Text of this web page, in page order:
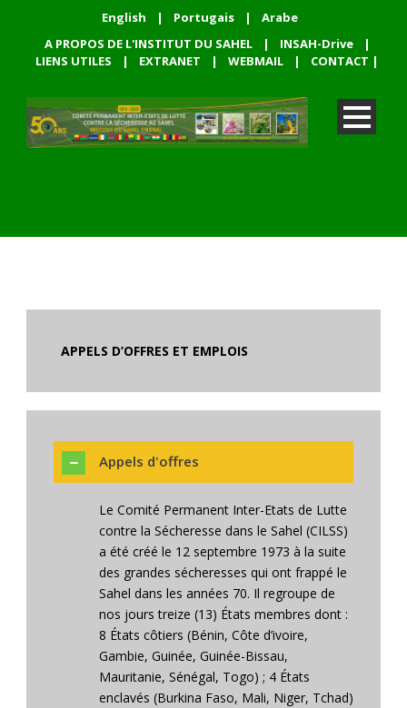
English | Portugais |
Arabe
A PROPOS DE L'INSTITUT DU SAHEL
| INSAH-Drive
|
LIENS UTILES
| EXTRANET | WEBMAIL | CONTACT |
APPELS D’OFFRES ET EMPLOIS
Appels d'offres
Le Comité Permanent Inter-Etats de Lutte
contre la Sécheresse dans le Sahel (CILSS)
a été créé le 12 septembre 1973 à la suite
des grandes sécheresses qui ont frappé le
Sahel dans les années 70. Il regroupe de
nos jours treize (13) États membres dont :
8 États côtiers (Bénin, Côte d’ivoire,
Gambie, Guinée, Guinée-Bissau,
Mauritanie, Sénégal, Togo) ; 4 États
enclavés (Burkina Faso, Mali, Niger, Tchad)